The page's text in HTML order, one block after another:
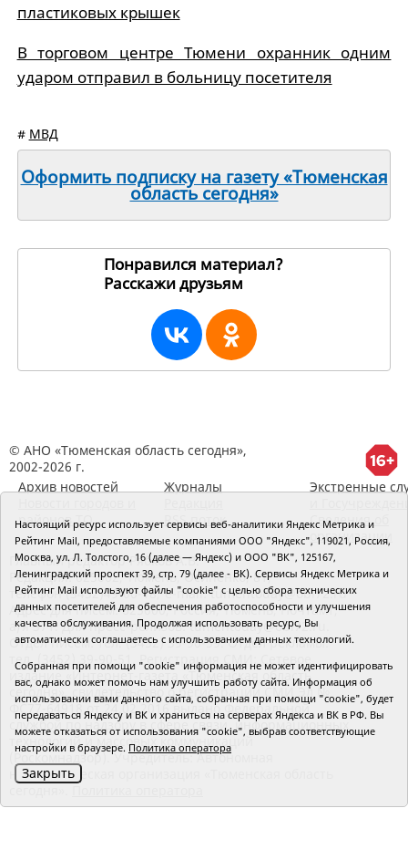
пластиковых крышек
В торговом центре Тюмени охранник одним
ударом отправил в больницу посетителя
# МВД
Оформить подписку на газету «Тюменская
область сегодня»
Понравился материал?
Расскажи друзьям
© АНО «Тюменская область сегодня»,
2002-2026 г.
Архив новостей
районов ТО
Журналы
RSS поток
Экстренные
Сведения об
организации
Главный редактор Рябков А.В.
Редакция: 625002, Тюмень, Осипенко, 81,
телефон (3452)49-00-18, e-mail: tumentoday@obl72.ru
Адрес для писем: 625000, Россия, Тюмень, Почтамт,
а/я 371. Для пресс-релизов: tumentoday@obl72.ru.
Отдел писем: тел. (3452) 39-90-59. Отдел рекламы:
тел. (3452) 39-90-51. Регистрация СМИ: Сетевое
издание «Интернет-газета «Тюменская область
сегодня», свидетельство о регистрации СМИ Эл №
ФС77-64918 от 24.02.2016 выдано Федеральной
службой по надзору в сфере связи, информационных
технологий и массовых коммуникаций
(Роскомнадзор). Учредитель: Автономная
некоммерческая организация «Тюменская область
Настоящий ресурс использует сервисы веб-аналитики Яндекс Метрика и
Рейтинг Mail, предоставляемые компаниями ООО "Яндекс", 119021, Россия,
Москва, ул. Л. Толстого, 16 (далее — Яндекс) и ООО "ВК", 125167,
Ленинградский проспект 39, стр. 79 (далее - ВК). Сервисы Яндекс Метрика и
Рейтинг Mail используют файлы "cookie" с целью сбора технических
данных посетителей для обеспечения работоспособности и улучшения
качества обслуживания. Продолжая использовать ресурс, Вы
автоматически соглашаетесь с использованием данных технологий.
Собранная при помощи "cookie" информация не может идентифицировать
вас, однако может помочь нам улучшить работу сайта. Информация об
использовании вами данного сайта, собранная при помощи "cookie", будет
передаваться Яндексу и ВК и храниться на серверах Яндекса и ВК в РФ. Вы
можете отказаться от использования "cookie", выбрав соответствующие
настройки в браузере. Политика оператора
Закрыть